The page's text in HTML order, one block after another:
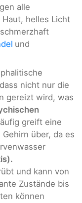
alle
helles Licht
und
nicht nur die
gereizt wird, was
greift eine
über, da es
und kann von
Zustände bis
können